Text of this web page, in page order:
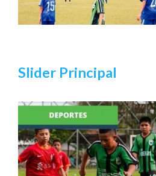
Slider Principal